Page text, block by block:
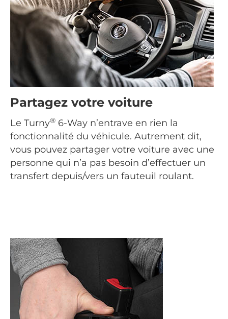
Partagez votre voiture
Le Turny® 6-Way n’entrave en rien la
fonctionnalité du véhicule. Autrement dit,
vous pouvez partager votre voiture avec une
personne qui n’a pas besoin d’effectuer un
transfert depuis/vers un fauteuil roulant.